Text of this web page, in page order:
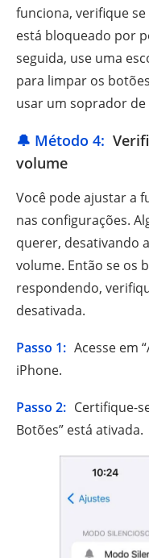
funciona, verifique
está bloqueado por
seguida, use uma
para limpar os
usar um soprador
🔔 Método 4:
volume
Você pode ajustar a
nas configurações.
querer, desativando
volume. Então se os
respondendo,
desativada.
Passo 1: Acesse em
iPhone.
Passo 2: Certifique-
Botões” está ativada.